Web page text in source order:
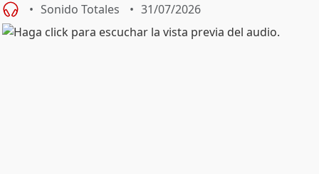
Sonido Totales 31/07/2026